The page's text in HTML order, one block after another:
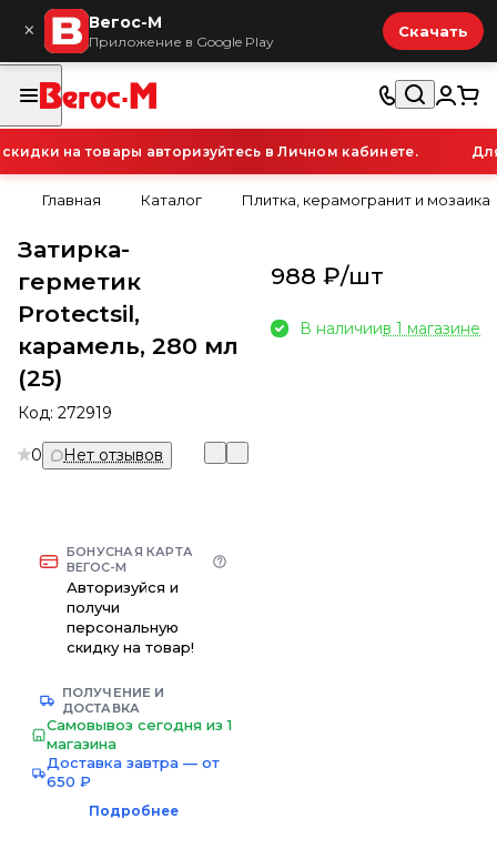
× Вегос-М
Приложение в Google Play
Скачать
на товары авторизуйтесь в Личном кабинете. Для
Главная Каталог Плитка, керамогранит и мозаика
Затирка-
герметик
Protectsil,
карамель, 280 мл
(25)
Код: 272919
0 Нет отзывов
БОНУСНАЯ КАРТА
ВЕГОС-М
Авторизуйся и
получи
персональную
скидку на товар!
ПОЛУЧЕНИЕ И
ДОСТАВКА
Самовывоз сегодня из 1
магазина
Доставка завтра — от
650 ₽
Подробнее
988 ₽/шт
В наличиив 1 магазине